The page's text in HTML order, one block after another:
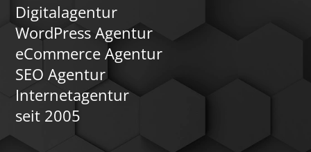
Digitalagentur
WordPress Agentur
eCommerce Agentur
SEO Agentur
Internetagentur
seit 2005